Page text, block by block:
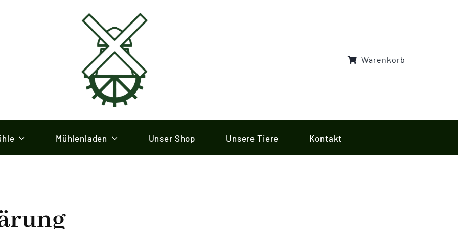
Warenkorb
Mühlenladen Unser Shop Unsere Tiere Kontakt